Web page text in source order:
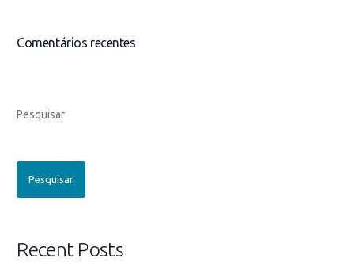
Comentários recentes
Pesquisar
Pesquisar
Recent Posts